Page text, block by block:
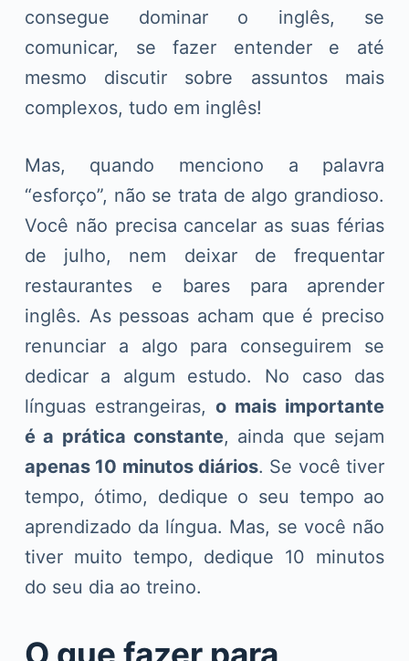
consegue dominar o inglês, se
comunicar, se fazer entender e até
mesmo discutir sobre assuntos mais
complexos, tudo em inglês!
Mas, quando menciono a palavra
“esforço”, não se trata de algo grandioso.
Você não precisa cancelar as suas férias
de julho, nem deixar de frequentar
restaurantes e bares para aprender
inglês. As pessoas acham que é preciso
renunciar a algo para conseguirem se
dedicar a algum estudo. No caso das
línguas estrangeiras, o mais importante
é a prática constante, ainda que sejam
apenas 10 minutos diários. Se você tiver
tempo, ótimo, dedique o seu tempo ao
aprendizado da língua. Mas, se você não
tiver muito tempo, dedique 10 minutos
do seu dia ao treino.
O que fazer para